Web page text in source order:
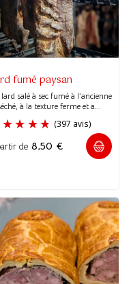
fumé paysan
salé à sec fumé à l’ancienne
à la texture ferme et a...
(397
de 8,50 €